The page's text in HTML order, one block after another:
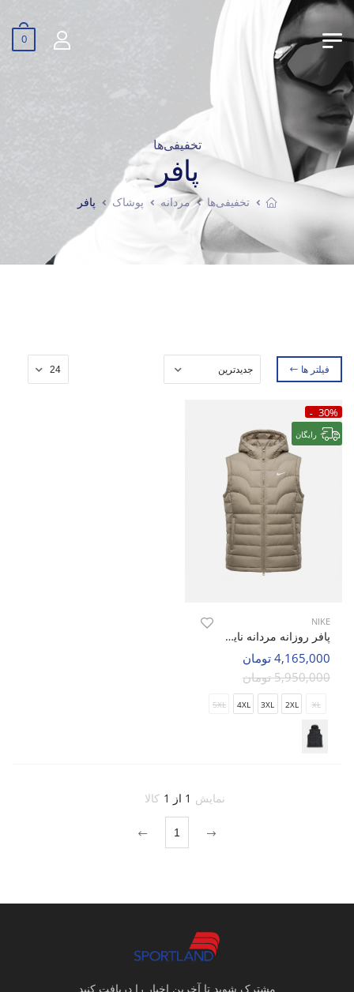
0
تخفیفی‌ها
پافر
تخفیفی‌ها مردانه پوشاک پافر
فیلتر ها
30%
رایگان
NIKE
پافر روزانه مردانه نایک Nike Puffer Heat M
4,165,000 تومان
5,950,000 تومان
XL
2XL
3XL
4XL
5XL
نمایش 1 از 1 کالا
1
مشترک شوید تا آخرین اخبار را دریافت کنید